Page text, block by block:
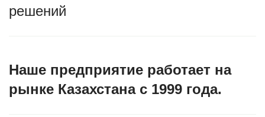
решений
Наше предприятие работает на
рынке Казахстана с 1999 года.